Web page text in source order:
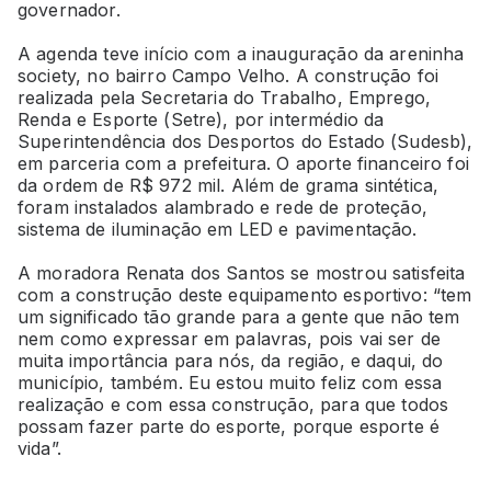
governador.
A agenda teve início com a inauguração da areninha
society, no bairro Campo Velho. A construção foi
realizada pela Secretaria do Trabalho, Emprego,
Renda e Esporte (Setre), por intermédio da
Superintendência dos Desportos do Estado (Sudesb),
em parceria com a prefeitura. O aporte financeiro foi
da ordem de R$ 972 mil. Além de grama sintética,
foram instalados alambrado e rede de proteção,
sistema de iluminação em LED e pavimentação.
A moradora Renata dos Santos se mostrou satisfeita
com a construção deste equipamento esportivo: “tem
um significado tão grande para a gente que não tem
nem como expressar em palavras, pois vai ser de
muita importância para nós, da região, e daqui, do
município, também. Eu estou muito feliz com essa
realização e com essa construção, para que todos
possam fazer parte do esporte, porque esporte é
vida”.